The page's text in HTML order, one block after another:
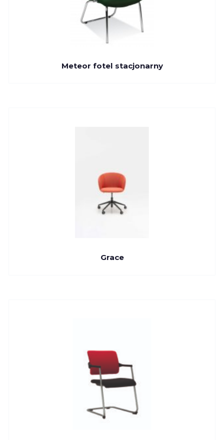
Meteor fotel stacjonarny
Grace